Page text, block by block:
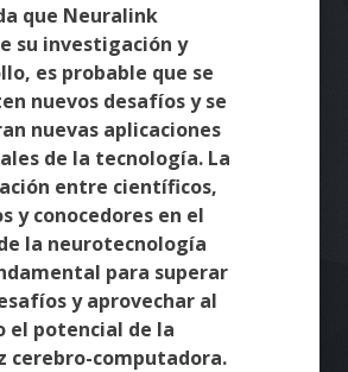
que Neuralink
su investigación y
es probable que se
nuevos desafíos y se
nuevas aplicaciones
de la tecnología. La
entre científicos,
y conocedores en el
la neurotecnología
para superar
y aprovechar al
el potencial de la
cerebro-computadora.